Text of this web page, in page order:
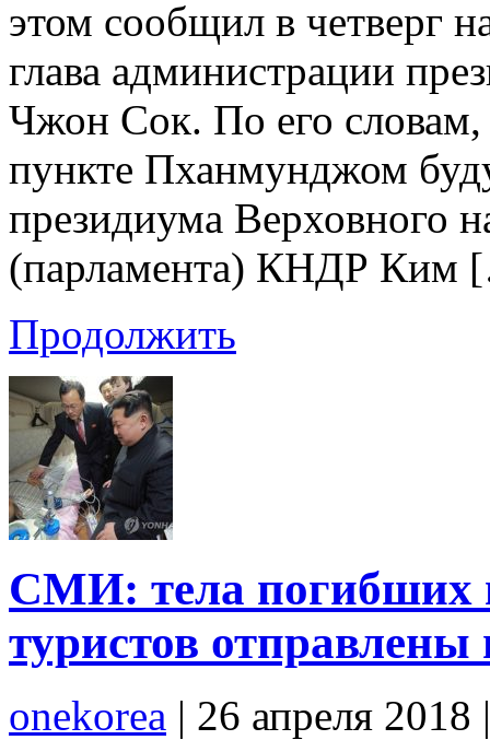
этом сообщил в четверг
глава администрации
Чжон Сок. По его словам,
пункте Пханмунджом
президиума Верховного
(парламента) КНДР Ким
Продолжить
СМИ: тела
туристов отправлены
onekorea | 26 апреля 2018